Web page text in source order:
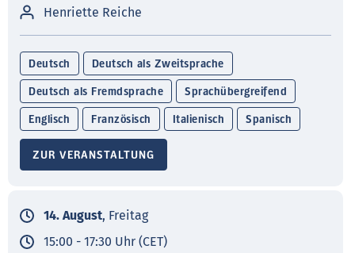
Henriette Reiche
Deutsch Deutsch als Zweitsprache
Deutsch als Fremdsprache Sprachübergreifend
Englisch Französisch Italienisch Spanisch
ZUR VERANSTALTUNG
14. August, Freitag
15:00 - 17:30 Uhr (CET)